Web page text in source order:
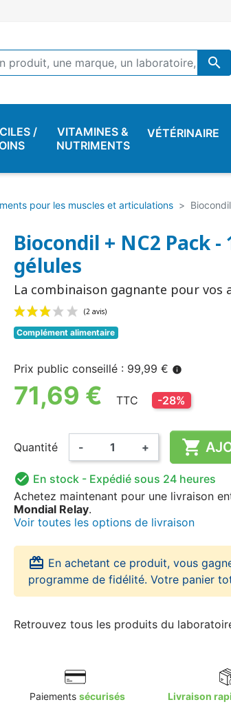

/
VITAMINES &
NUTRIMENTS
VÉTÉRINAIRE
pour les muscles et articulations
Biocondil + NC2 Pack
gélules
La combinaison gagnante pour vos
(2 avis)
Complément alimentaire
Prix public conseillé : 99,99 € info
71,69 € TTC -28%
Quantité - + 
 En stock - Expédié sous 24 heures
Achetez maintenant pour une livraison
Mondial Relay.
Voir toutes les options de livraison
card_giftcard En achetant ce produit, vous
programme de fidélité. Votre panier
Retrouvez tous les produits du
Paiements sécurisés Livraison